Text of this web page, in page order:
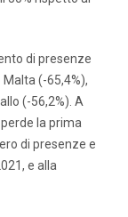
di presenze
(-65,4%),
(-56,2%). A
la prima
di presenze e
e alla